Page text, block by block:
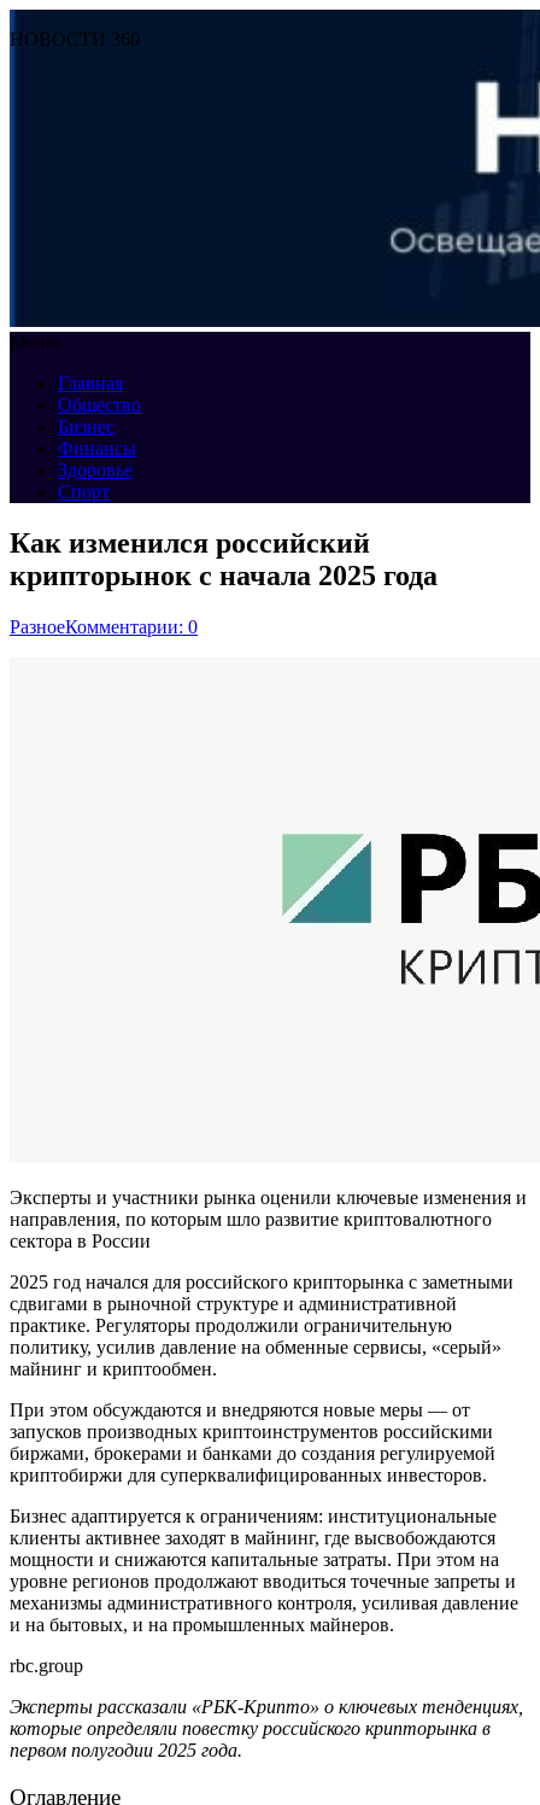
НОВОСТИ 360
Меню
Главная
Общество
Бизнес
Финансы
Здоровье
Спорт
Как изменился российский
крипторынок с начала 2025 года
РазноеКомментарии: 0
Эксперты и участники рынка оценили ключевые изменения и
направления, по которым шло развитие криптовалютного
сектора в России
2025 год начался для российского крипторынка с заметными
сдвигами в рыночной структуре и административной
практике. Регуляторы продолжили ограничительную
политику, усилив давление на обменные сервисы, «серый»
майнинг и криптообмен.
При этом обсуждаются и внедряются новые меры — от
запусков производных криптоинструментов российскими
биржами, брокерами и банками до создания регулируемой
криптобиржи для суперквалифицированных инвесторов.
Бизнес адаптируется к ограничениям: институциональные
клиенты активнее заходят в майнинг, где высвобождаются
мощности и снижаются капитальные затраты. При этом на
уровне регионов продолжают вводиться точечные запреты и
механизмы административного контроля, усиливая давление
и на бытовых, и на промышленных майнеров.
rbc.group
Эксперты рассказали «РБК-Крипто» о ключевых тенденциях,
которые определяли повестку российского крипторынка в
первом полугодии 2025 года.
Оглавление